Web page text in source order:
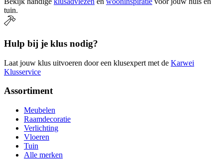
tuin.
Hulp bij je klus nodig?
Laat jouw klus uitvoeren door een klusexpert met de Karwei
Klusservice
Assortiment
Meubelen
Raamdecoratie
Verlichting
Vloeren
Tuin
Alle merken